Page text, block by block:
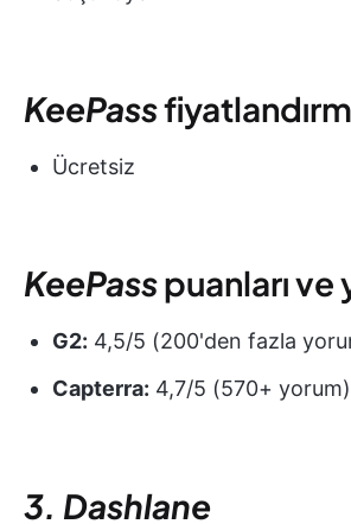
KeePass
Ücretsiz
KeePasspuanları ve
G2: 4,5/5 (200'den fazla
Capterra: 4,7/5 (570+ yorum)
3. Dashlane